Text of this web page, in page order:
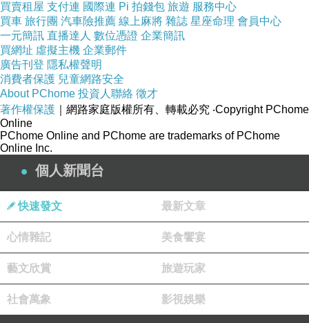
▲店內用餐環境
可是店內環境不太好欸
地板有筷子的套子、衛生紙
難道這邊垃圾可以直接丟地上？？
難怪外帶的人那麼多
不過冷氣蠻涼的
買賣租屋 支付連 國際連 Pi 拍錢包 旅遊 服務中心
買車 旅行團 汽車險推薦 線上麻將 雜誌 星座命理 會員中心
一元簡訊 直播達人 數位憑證 企業簡訊
買網址 虛擬主機 企業郵件
廣告刊登 隱私權聲明
消費者保護 兒童網路安全
About PChome 投資人聯絡 徵才
著作權保護 ｜網路家庭版權所有、轉載必究 ‧Copyright PChome
Online
PChome Online and PChome are trademarks of PChome
Online Inc.
個人新聞台
快速發文 最新文章
心情雜記 美食饗宴
藝文欣賞 旅遊玩家
社會萬象 影視娛樂